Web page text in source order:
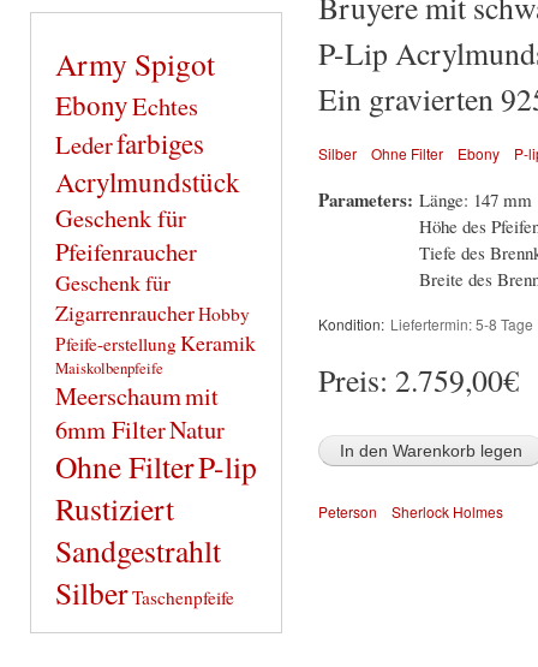
Army Spigot
EbonyEchtes
Lederfarbiges
Acrylmundstück
Geschenk für
Pfeifenraucher
Geschenk für
ZigarrenraucherHobby
Pfeife-erstellungKeramik
Maiskolbenpfeife
Meerschaummit
6mm FilterNatur
Ohne FilterP-lip
Rustiziert
Sandgestrahlt
SilberTaschenpfeife
P-Lip
Ein gravierten
Silber Ohne Filter Ebony P-
Parameters: Länge: 147 mm
Höhe des
Tiefe des
Breite des
Kondition: Liefertermin: 5-8 Tage
Preis: 2.759,00€
Peterson Sherlock Holmes